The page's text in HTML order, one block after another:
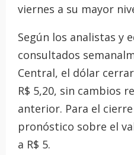
viernes a su mayor
Según los analistas y
consultados
Central, el dólar
R$ 5,20, sin cambios
anterior. Para el
pronóstico sobre el
a R$ 5.